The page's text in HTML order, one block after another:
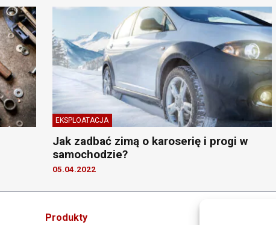
EKSPLOATACJA
Jak zadbać zimą o karoserię i progi w
samochodzie?
05.04.2022
Produkty